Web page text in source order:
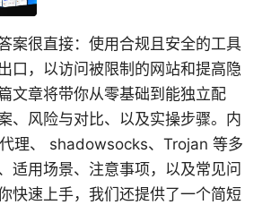
案很直接：使用合规且安全的工具
口，以访问被限制的网站和提高隐
文章将带你从零基础到能独立配
、风险与对比、以及实操步骤。内
理、 shadowsocks、Trojan 等多
适用场景、注意事项，以及常见问
快速上手，我们还提供了一个简短